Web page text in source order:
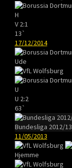
H
V 2:1
13`
17/12/2014
Ude
U
U 2:2
63`
Bundesliga 2012/13
11/05/2013
Hjemme